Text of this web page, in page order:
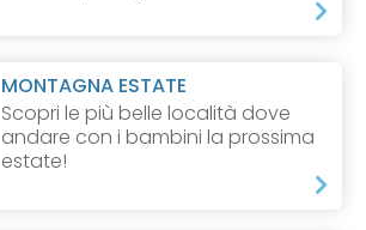
MONTAGNA ESTATE
Scopri le più belle località dove
andare con i bambini la prossima
estate!